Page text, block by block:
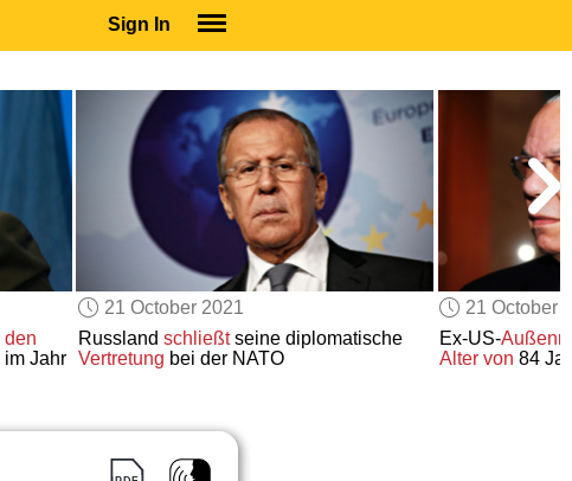
Sign In
SUBSCRIBE
EDUCATIONAL LICENSES
GIFT CARDS
OTHER LANGUAGES
ABOUT US
ALEXA
ADJUST COLORS
den
im Jahr
21 October 2021
Russland schließtseine diplomatische
Vertretung bei der NATO
21 October
Ex-US-
Alter von 84